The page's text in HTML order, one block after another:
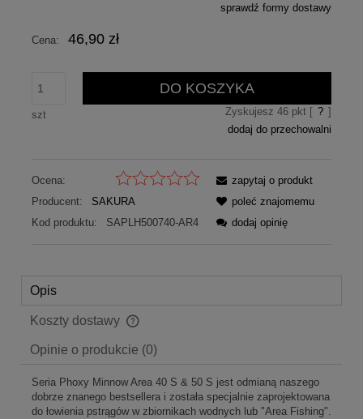
Cena nie zawiera ewentualnych kosztów płatności
sprawdź formy dostawy
Cena: 46,90 zł
szt
DO KOSZYKA
Zyskujesz 46pkt [ ? ]
dodaj do przechowalni
Ocena:
Producent:
SAKURA
Kod produktu:
SAPLH500740-AR4
zapytaj o produkt
poleć znajomemu
dodaj opinię
Opis
Koszty dostawy
Cena nie zawiera ewentualnych kosztów płatności
Opinie o produkcie (0)
Seria Phoxy Minnow Area 40 S & 50 S jest odmianą naszego
dobrze znanego bestsellera i została specjalnie zaprojektowana
do łowienia pstrągów w zbiornikach wodnych lub "Area Fishing".